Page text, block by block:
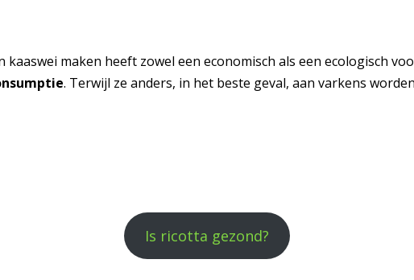
maken heeft zowel een economisch als een ecologisch
. Terwijl ze anders, in het beste geval, aan varkens
Is ricotta gezond?